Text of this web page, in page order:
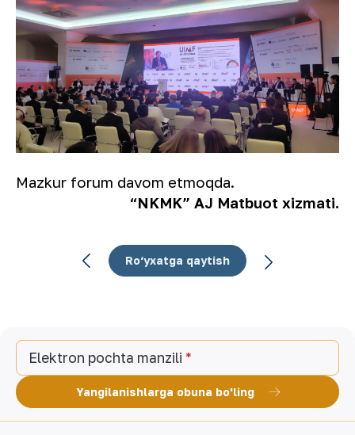
Mazkur forum davom etmoqda.
“NKMK” AJ Matbuot xizmati.
Ro‘yxatga qaytish
Elektron pochta manzili
Yangilanishlarga obuna bo'ling